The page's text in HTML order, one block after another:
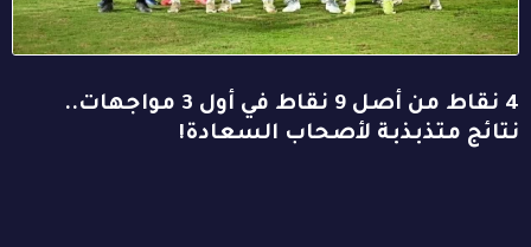
4 نقاط من أصل 9 نقاط في أول 3 مواجهات..
نتائج متذبذبة لأصحاب السعادة!